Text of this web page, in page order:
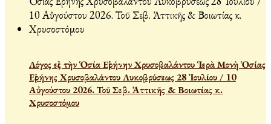
Λόγος εἰς τὴν Ὁσία Εἰρήνην Χρυσοβαλάντου Ἱερὰ Μονὴ Ὁσίας
Εἰρήνης Χρυσοβαλάντου Λυκοβρύσεως 28 Ἰουλίου / 10
Αὐγούστου 2026. Τοῦ Σεβ. Ἀττικῆς & Βοιωτίας κ.
Χρυσοστόμου